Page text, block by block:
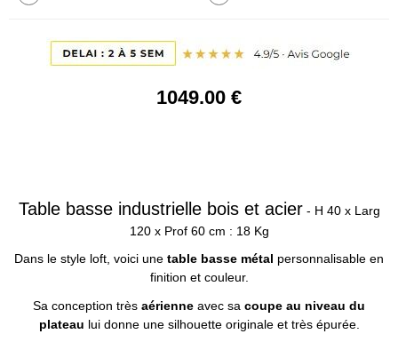
1049.00 €
Table basse industrielle bois et acier- H 40 x Larg
120 x Prof 60 cm : 18 Kg
Dans le style loft, voici une table basse métal personnalisable en
finition et couleur.
Sa conception très aérienne avec sa coupe au niveau du
plateau lui donne une silhouette originale et très épurée.